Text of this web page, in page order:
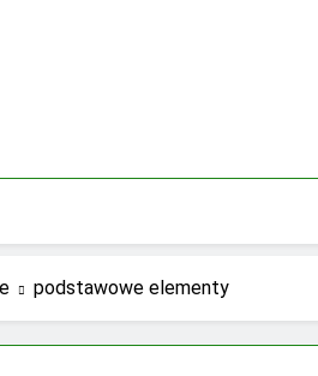
podstawowe elementy